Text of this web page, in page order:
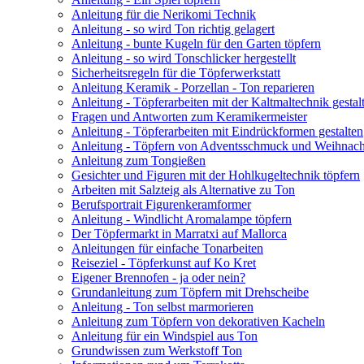
Anleitung für die Nerikomi Technik
Anleitung - so wird Ton richtig gelagert
Anleitung - bunte Kugeln für den Garten töpfern
Anleitung - so wird Tonschlicker hergestellt
Sicherheitsregeln für die Töpferwerkstatt
Anleitung Keramik - Porzellan - Ton reparieren
Anleitung - Töpferarbeiten mit der Kaltmaltechnik
Fragen und Antworten zum Keramikermeister
Anleitung - Töpferarbeiten mit Eindrückformen gestalten
Anleitung - Töpfern von Adventsschmuck und
Anleitung zum Tongießen
Gesichter und Figuren mit der Hohlkugeltechnik töpfern
Arbeiten mit Salzteig als Alternative zu Ton
Berufsportrait Figurenkeramformer
Anleitung - Windlicht Aromalampe töpfern
Der Töpfermarkt in Marratxi auf Mallorca
Anleitungen für einfache Tonarbeiten
Reiseziel - Töpferkunst auf Ko Kret
Eigener Brennofen - ja oder nein?
Grundanleitung zum Töpfern mit Drehscheibe
Anleitung - Ton selbst marmorieren
Anleitung zum Töpfern von dekorativen Kacheln
Anleitung für ein Windspiel aus Ton
Grundwissen zum Werkstoff Ton